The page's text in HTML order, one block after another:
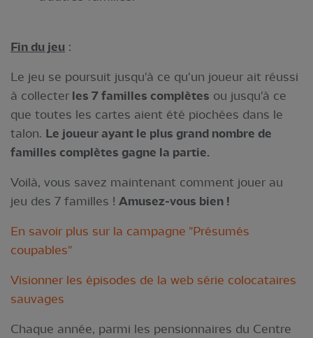
Fin du jeu :
Le jeu se poursuit jusqu'à ce qu'un joueur ait réussi
à collecter les 7 familles complètes ou jusqu'à ce
que toutes les cartes aient été piochées dans le
talon. Le joueur ayant le plus grand nombre de
familles complètes gagne la partie.
Voilà, vous savez maintenant comment jouer au
jeu des 7 familles ! Amusez-vous bien !
En savoir plus sur la campagne "Présumés
coupables"
Visionner les épisodes de la web série colocataires
sauvages
Chaque année, parmi les pensionnaires du Centre